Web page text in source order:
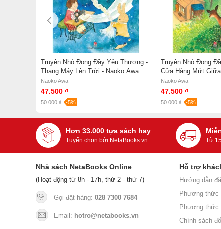
Truyện Nhỏ Đong Đầy Yêu Thương -
Thang Máy Lên Trời - Naoko Awa
Naoko Awa
47.500 ₫
50.000 ₫ -5%
Truyện Nhỏ Đong
Cửa Hàng Mứt
Naoko Awa
Naoko Awa
47.500 ₫
50.000 ₫ -5%
Hơn 33.000 tựa sách hay
Tuyển chọn bởi NetaBooks.vn Từ
Nhà sách NetaBooks Online
(Hoạt động từ 8h - 17h, thứ 2 - thứ 7)
Gọi đặt hàng: 028 7300 7684
Email: hotro@netabooks.vn
Hỗ trợ
Hướng dẫn
Phương thức
Phương thức
Chính sách